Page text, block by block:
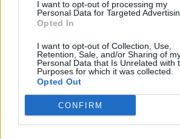
I want to opt-out of processing my
Personal Data for Targeted
Opted In
I want to opt-out of Collection, Use,
Retention, Sale, and/or Sharing of
Personal Data that Is Unrelated with
Purposes for which it was collected.
Opted Out
CONFIRM